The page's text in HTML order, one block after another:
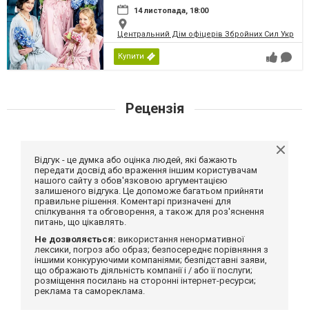
14 листопада, 18:00
Центральний Дім офіцерів Збройних Сил
Купити
Рецензія
Відгук - це думка або оцінка людей, які бажають
передати досвід або враження іншим користувачам
нашого сайту з обов'язковою аргументацією
залишеного відгука. Це допоможе багатьом прийняти
правильне рішення. Коментарі призначені для
спілкування та обговорення, а також для роз'яснення
питань, що цікавлять.
Не дозволяється: використання ненормативної
лексики, погроз або образ; безпосереднє порівняння з
іншими конкуруючими компаніями; безпідставні заяви,
що ображають діяльність компанії і / або її послуги;
розміщення посилань на сторонні інтернет-ресурси;
реклама та самореклама.